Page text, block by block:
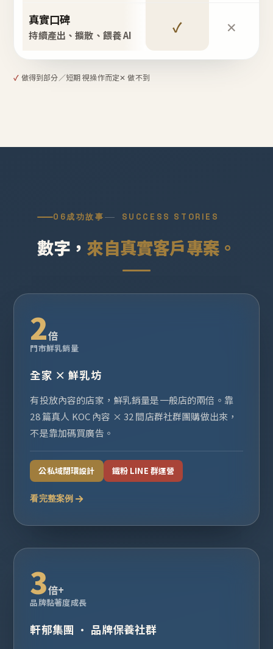
真實口碑
持續產出、擴散、餵養 AI ✓ ✕
✓ 做得到部分／短期 視操作而定✕ 做不到
06成功故事 SUCCESS STORIES
數字， 來自真實客戶專案。
2倍
門市鮮乳銷量
全家 × 鮮乳坊
有投放內容的店家，鮮乳銷量是一般店的兩倍。靠
28 篇真人 KOC 內容 × 32 間店群社群團購做出來，
不是靠加碼買廣告。
公私域閉環設計 鐵粉 LINE 群運營
看完整案例
3倍+
品牌黏著度成長
軒郁集團 · 品牌保養社群